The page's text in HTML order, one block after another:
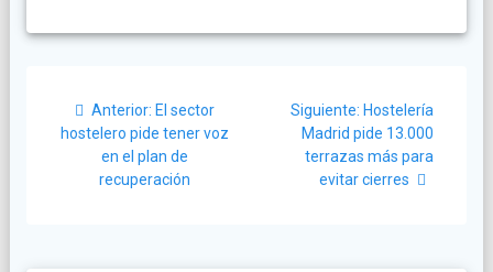
de
entradas
Anterior: Post
anterior:
El sector
hostelero pide tener voz
en el plan de
recuperación
Siguiente: Siguiente
post:
Hostelería
Madrid pide 13.000
terrazas más para
evitar cierres